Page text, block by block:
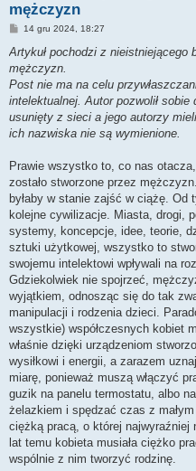
mężczyzn
P
s
14 gru 2024, 18:27
Artykuł pochodzi z nieistniejącego
mężczyzn.
Post nie ma na celu
intelektualnej. Autor pozwolił
usunięty z sieci a jego autorzy
ich nazwiska nie są wymienione.
Prawie wszystko to, co nas
zostało stworzone przez
byłaby w stanie zajść w ciążę.
kolejne cywilizacje. Miasta, drogi,
systemy, koncepcje, idee, teorie,
sztuki użytkowej, wszystko to
swojemu intelektowi wpływali na
Gdziekolwiek nie spojrzeć,
wyjątkiem, odnosząc się do tak
manipulacji i rodzenia dzieci.
wszystkie) współczesnych kobiet
właśnie dzięki urządzeniom
wysiłkowi i energii, a zarazem
miarę, ponieważ muszą włączyć
guzik na panelu termostatu, albo
żelazkiem i spędzać czas z
ciężką pracą, o której
lat temu kobieta musiała ciężko
wspólnie z nim tworzyć rodzinę.